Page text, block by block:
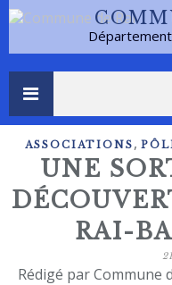
ASSOCIATIONS ,
UNE
RAI-
Rédigé par Commune